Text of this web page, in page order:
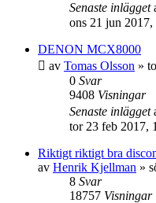
Senaste inlägget
ons 21 jun 2017,
DENON MCX8000
av Tomas Olsson »
0 Svar
9408 Visningar
Senaste inlägget
tor 23 feb 2017,
Riktigt riktigt bra
av Henrik Kjellman »
8 Svar
18757 Visningar